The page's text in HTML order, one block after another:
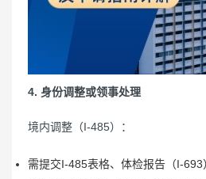
4. 身份调整或领事处理
境内调整（I-485）：
需提交I-485表格、体检报告（I-